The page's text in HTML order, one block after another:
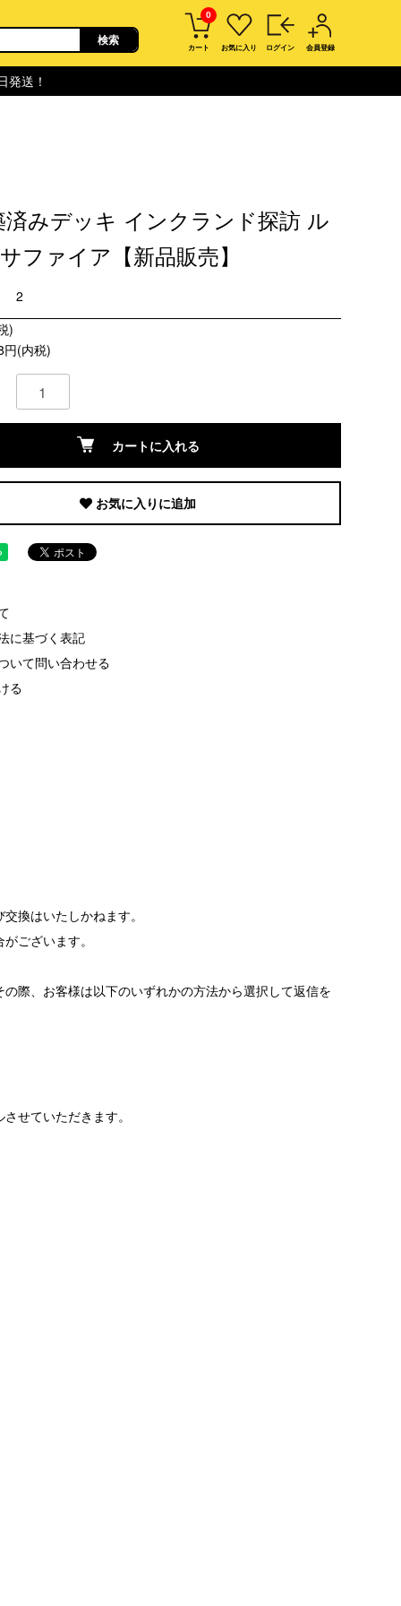
0
カート お気に入り ログイン 会員登録
発送！
済みデッキ インクランド探訪 ル
ファイア【新品販売】
2
)
円(内税)
カートに入れる
お気に入りに追加
に基づく表記
いて問い合わせる
る
換はいたしかねます。
ございます。
際、お客様は以下のいずれかの方法から選択して返信を
せていただきます。